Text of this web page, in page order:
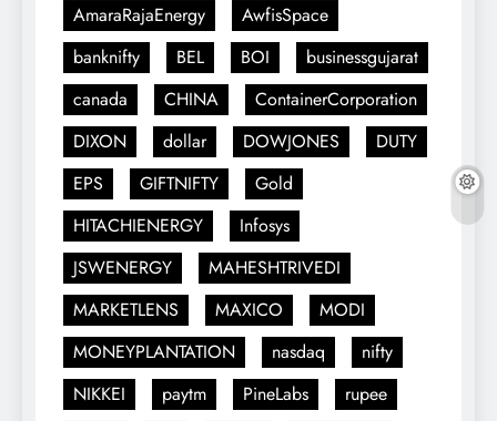
AmaraRajaEnergy
AwfisSpace
banknifty
BEL BOI
businessgujarat
canada
CHINA
ContainerCorporation
DIXON
dollar DOWJONES
DUTY
EPS
GIFTNIFTY
Gold
HITACHIENERGY
Infosys
JSWENERGY
MAHESHTRIVEDI
MARKETLENS
MAXICO
MODI
MONEYPLANTATION
nasdaq
nifty
NIKKEI
paytm PineLabs
rupee